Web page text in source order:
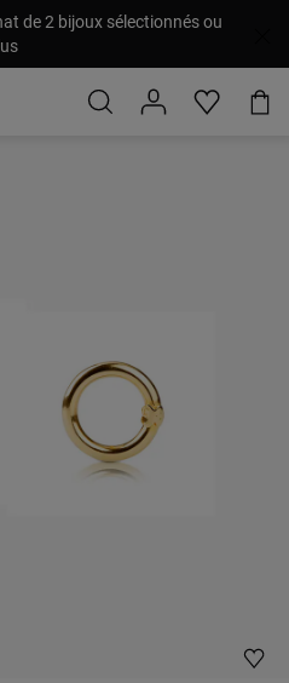
de 2 bijoux sélectionnés ou